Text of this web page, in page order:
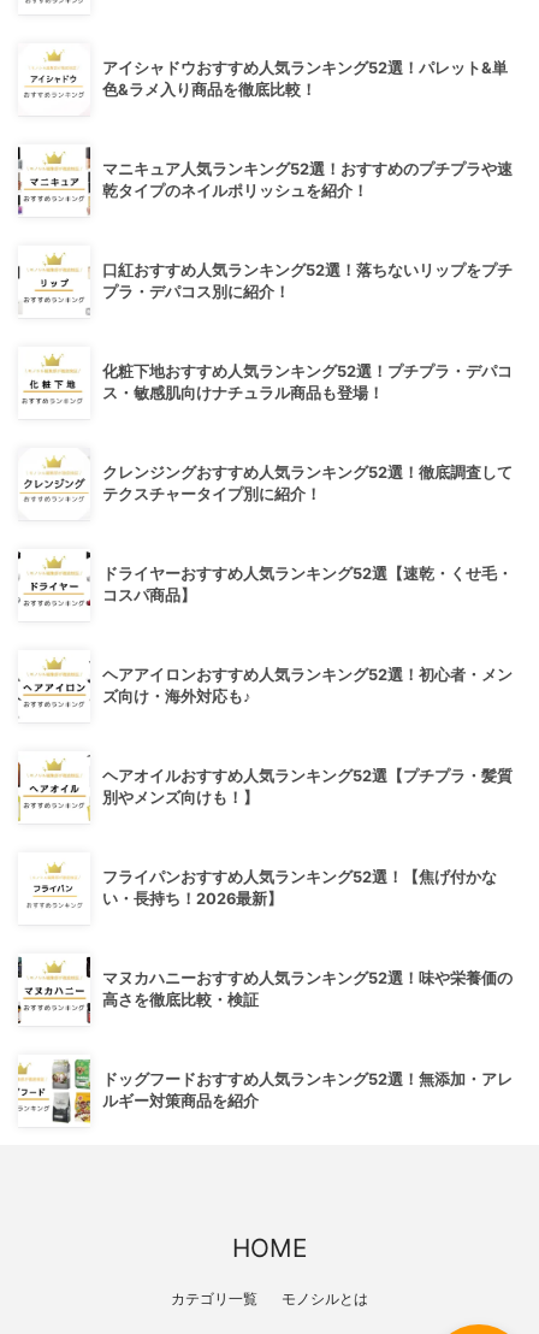
アイシャドウおすすめ人気ランキング52選！パレット&単
色&ラメ入り商品を徹底比較！
マニキュア人気ランキング52選！おすすめのプチプラや速
乾タイプのネイルポリッシュを紹介！
口紅おすすめ人気ランキング52選！落ちないリップをプチ
プラ・デパコス別に紹介！
化粧下地おすすめ人気ランキング52選！プチプラ・デパコ
ス・敏感肌向けナチュラル商品も登場！
クレンジングおすすめ人気ランキング52選！徹底調査して
テクスチャータイプ別に紹介！
ドライヤーおすすめ人気ランキング52選【速乾・くせ毛・
コスパ商品】
ヘアアイロンおすすめ人気ランキング52選！初心者・メン
ズ向け・海外対応も♪
ヘアオイルおすすめ人気ランキング52選【プチプラ・髪質
別やメンズ向けも！】
フライパンおすすめ人気ランキング52選！【焦げ付かな
い・長持ち！2026最新】
マヌカハニーおすすめ人気ランキング52選！味や栄養価の
高さを徹底比較・検証
ドッグフードおすすめ人気ランキング52選！無添加・アレ
ルギー対策商品を紹介
HOME
カテゴリ一覧 モノシルとは